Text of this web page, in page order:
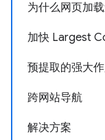
为什么网页加
加快 Largest
预提取的强大
跨网站导航
解决方案